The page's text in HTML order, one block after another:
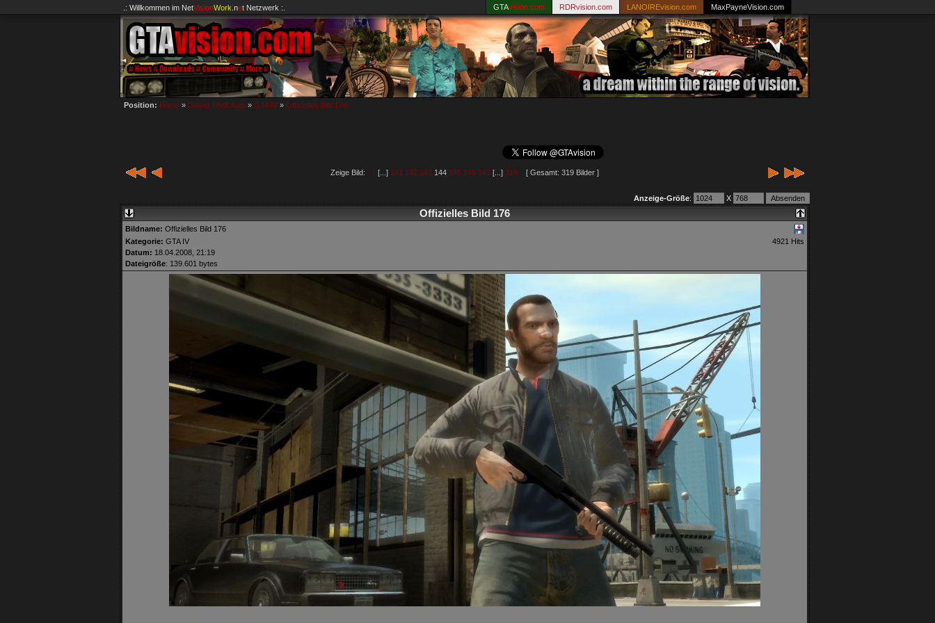
.: Willkommen im NetVisionWork .net Netzwerk :. GTAvision.com RDRvision.com LANOIREvision.com MaxPayneVision.com
Position: Home » Grand Theft Auto » GTA IV » Offizielles Bild 176
Zeige Bild: 1 [...] 141 142 143 144 145 146 147 [...] 319 [ Gesamt: 319 Bilder ]
Anzeige-Größe: X
Offizielles Bild 176
Bildname: Offizielles Bild 176
Kategorie: GTA IV
4921 Hits
Datum: 18.04.2008, 21:19
Dateigröße: 139.601 bytes